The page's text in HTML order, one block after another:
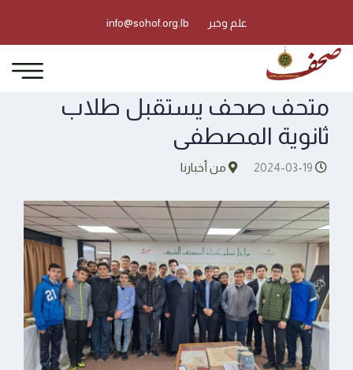
علم وخبر info@sohof.org.lb
متحف صحف يستقبل طلاب
ثانوية المصطفى
من أخبارنا